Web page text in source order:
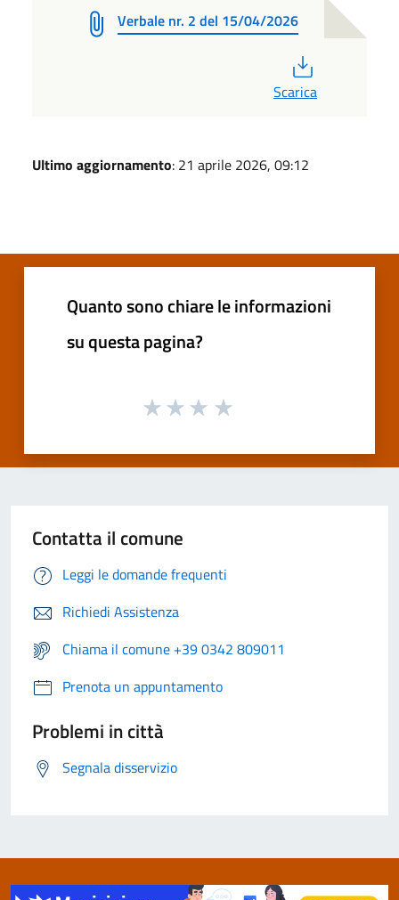
Verbale nr. 2 del 15/04/2026
Scarica
Ultimo aggiornamento: 21 aprile 2026, 09:12
Quanto sono chiare le informazioni
su questa pagina?
Contatta il comune
Leggi le domande frequenti
Richiedi Assistenza
Chiama il comune +39 0342 809011
Prenota un appuntamento
Problemi in città
Segnala disservizio